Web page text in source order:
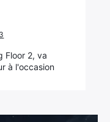
Floor 2, va
à l'occasion